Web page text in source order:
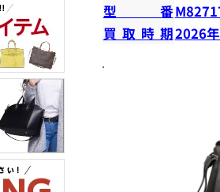
型番
買取時期2026